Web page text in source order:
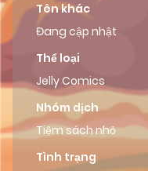
Tên khác
Đang cập nhật
Thể loại
Jelly Comics
Nhóm dịch
Tiệm sách nhỏ
Tình trạng